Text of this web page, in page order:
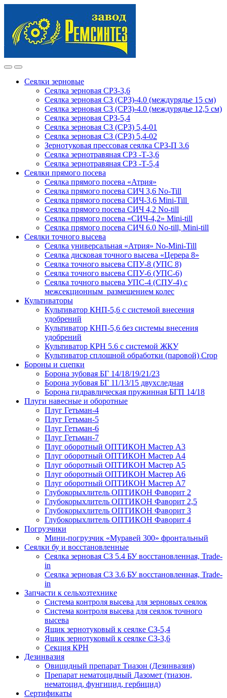
navigation
content
Сеялки зерновые
Сеялка зерновая СРЗ-3,6
Сеялка зерновая СЗ (СРЗ)-4.0 (междурядье 15 см)
Сеялка зерновая СЗ (СРЗ)-4.0 (междурядье 12,5 см)
Сеялка зерновая СРЗ-5,4
Сеялка зерновая СЗ (СРЗ) 5,4-01
Сеялка зерновая СЗ (СРЗ) 5,4-02
Зернотуковая прессовая сеялка СРЗ-П 3.6
Сеялка зернотравяная СРЗ -Т-3,6
Сеялка зернотравяная СРЗ -Т-5,4
Сеялки прямого посева
Сеялка прямого посева «Атрия»
Сеялка прямого посева СИЧ 3,6 No-Till
Сеялка прямого посева СИЧ-3,6 Mini-Till
Сеялка прямого посева СИЧ 4,2 No-till
Сеялка прямого посева «СИЧ-4,2» Mini-till
Сеялка прямого посева СИЧ 6.0 No-till, Mini-till
Сеялки точного высева
Сеялка универсальная «Атрия» No-Mini-Till
Сеялка дисковая точного высева «Церера 8»
Сеялка точного высева СПУ-8 (УПС 8)
Сеялка точного высева СПУ-6 (УПС-6)
Сеялка точного высева УПС-4 (СПУ-4) с
межсекционным размещением колес
Культиваторы
Культиватор КНП-5,6 с системой внесения
удобрений
Культиватор КНП-5,6 без системы внесения
удобрений
Культиватор КРН 5.6 с системой ЖКУ
Культиватор сплошной обработки (паровой) Crop
Бороны и сцепки
Борона зубовая БГ 14/18/19/21/23
Борона зубовая БГ 11/13/15 двухследная
Борона гидравлическая пружинная БГП 14/18
Плуги навесные и оборотные
Плуг Гетьман-4
Плуг Гетьман-5
Плуг Гетьман-6
Плуг Гетьман-7
Плуг оборотный ОПТИКОН Мастер А3
Плуг оборотный ОПТИКОН Мастер А4
Плуг оборотный ОПТИКОН Мастер А5
Плуг оборотный ОПТИКОН Мастер А6
Плуг оборотный ОПТИКОН Мастер А7
Глубокорыхлитель ОПТИКОН Фаворит 2
Глубокорыхлитель ОПТИКОН Фаворит 2,5
Глубокорыхлитель ОПТИКОН Фаворит 3
Глубокорыхлитель ОПТИКОН Фаворит 4
Погрузчики
Мини-погрузчик «Муравей 300» фронтальный
Сеялки бу и восстановленные
Сеялка зерновая СЗ 5.4 БУ восстановленная, Trade-
in
Сеялка зерновая СЗ 3.6 БУ восстановленная, Trade-
in
Запчасти к сельхозтехнике
Система контроля высева для зерновых сеялок
Система контроля высева для сеялок точного
высева
Ящик зернотуковый к сеялке СЗ-5,4
Ящик зернотуковый к сеялке СЗ-3,6
Секция КРН
Дезинвазия
Овицидный препарат Тиазон (Дезинвазия)
Препарат нематоцидный Дазомет (тиазон,
нематоцид, фунгицид, гербицид)
Сертификаты